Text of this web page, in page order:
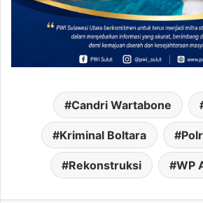
Candri Wartabone
Kriminal Boltara
Rekonstruksi WP